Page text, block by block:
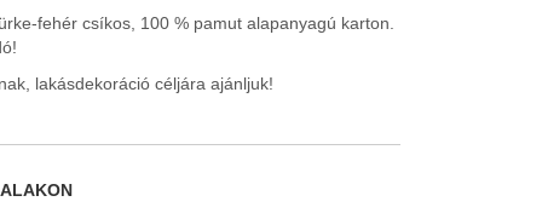
fehér csíkos, 100 % pamut alapanyagú karton.
lakásdekoráció céljára ajánljuk!